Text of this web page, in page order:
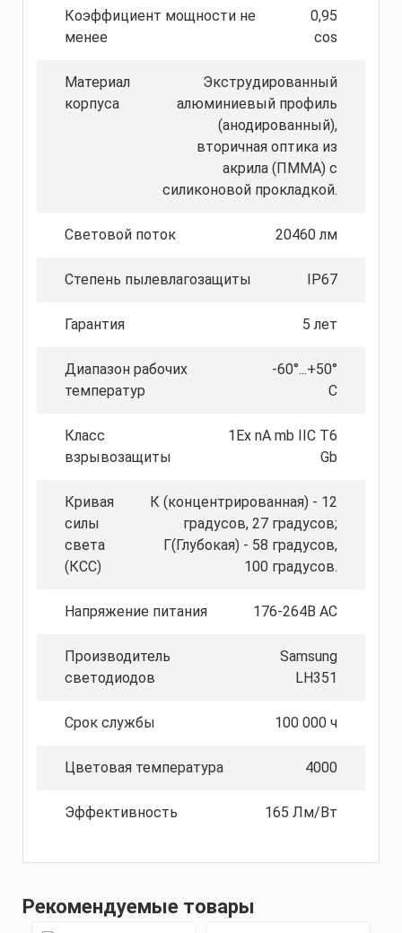
Коэффициент мощности не
менее
0,95
cos
Материал
корпуса
Экструдированный
алюминиевый профиль
(анодированный),
вторичная оптика из
акрила (ПММА) с
силиконовой прокладкой.
Световой поток 20460 лм
Степень пылевлагозащиты IP67
Гарантия 5 лет
Диапазон рабочих
температур
-60°...+50°
С
Класс
взрывозащиты
1Ex nA mb IIC T6
Gb
Кривая
силы
света
(КСС)
К (концентрированная) - 12
градусов, 27 градусов;
Г(Глубокая) - 58 градусов,
100 градусов.
Напряжение питания 176-264В AС
Производитель
светодиодов
Samsung
LH351
Срок службы 100 000 ч
Цветовая температура 4000
Эффективность 165 Лм/Вт
Рекомендуемые товары